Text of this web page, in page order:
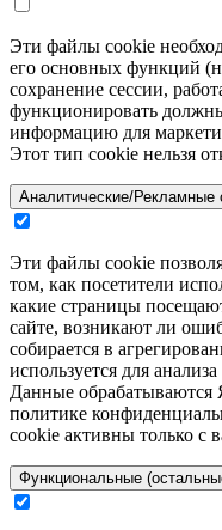
Эти файлы cookie
его основных функций
сохранение сессии,
функционировать
информацию для
Этот тип cookie нельзя
Аналитические/Рекламные
Эти файлы cookie
том, как посетители
какие страницы
сайте, возникают ли
собирается в
используется для
Данные обрабатываются
политике
cookie активны только с
Функциональные